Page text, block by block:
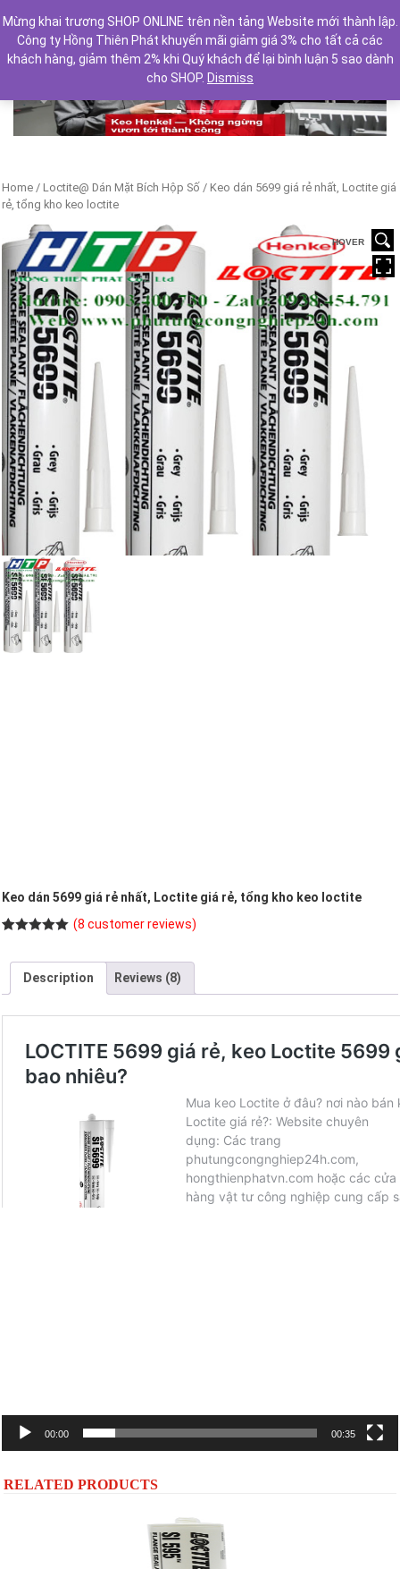
Previous Next
Home / Loctite@ Dán Mặt Bích Hộp Số / Keo dán 5699 giá rẻ nhất, Loctite giá
rẻ, tổng kho keo loctite
HOVER
Keo dán 5699 giá rẻ nhất, Loctite giá rẻ, tổng kho keo loctite
customer
ratings
(8 customer reviews)
Description Reviews (8)
00:00 00:35
RELATED PRODUCTS
Mừng khai trương SHOP ONLINE trên nền tảng Website mới thành lập.
Công ty Hồng Thiên Phát khuyến mãi giảm giá 3% cho tất cả các
khách hàng, giảm thêm 2% khi Quý khách để lại bình luận 5 sao dành
cho SHOP. Dismiss